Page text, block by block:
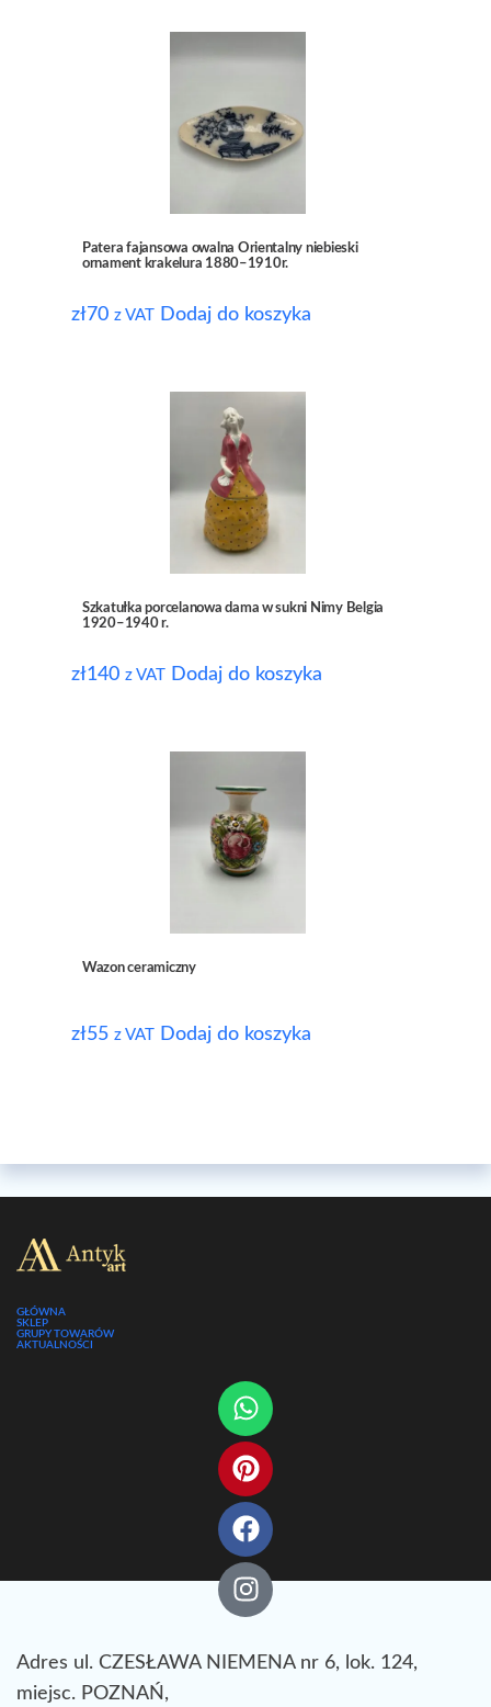
Patera fajansowa owalna Orientalny niebieski
ornament krakelura 1880–1910r.
zł70 z VAT Dodaj do koszyka
Szkatułka porcelanowa dama w sukni Nimy Belgia
1920–1940 r.
zł140 z VAT Dodaj do koszyka
Wazon ceramiczny
zł55 z VAT Dodaj do koszyka
GŁÓWNA
SKLEP
GRUPY TOWARÓW
AKTUALNOŚCI
Adres ul. CZESŁAWA NIEMENA nr 6, lok. 124,
miejsc. POZNAŃ,